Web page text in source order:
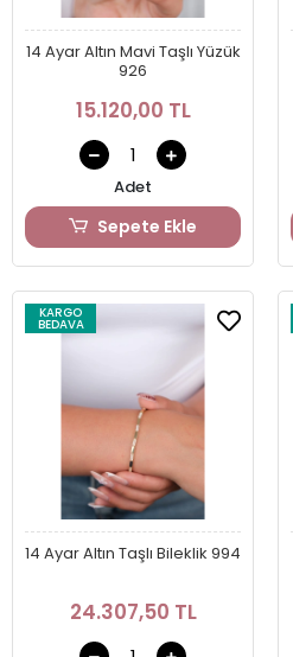
14 Ayar Altın Mavi Taşlı Yüzük
926
15.120,00 TL
Adet
Sepete Ekle
KARGO
BEDAVA
14 Ayar Altın Taşlı Bileklik 994
24.307,50 TL